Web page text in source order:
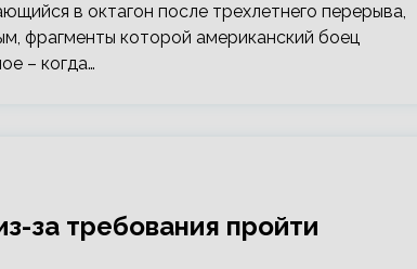
в октагон после трехлетнего перерыва,
фрагменты которой американский боец
– когда…
за требования пройти